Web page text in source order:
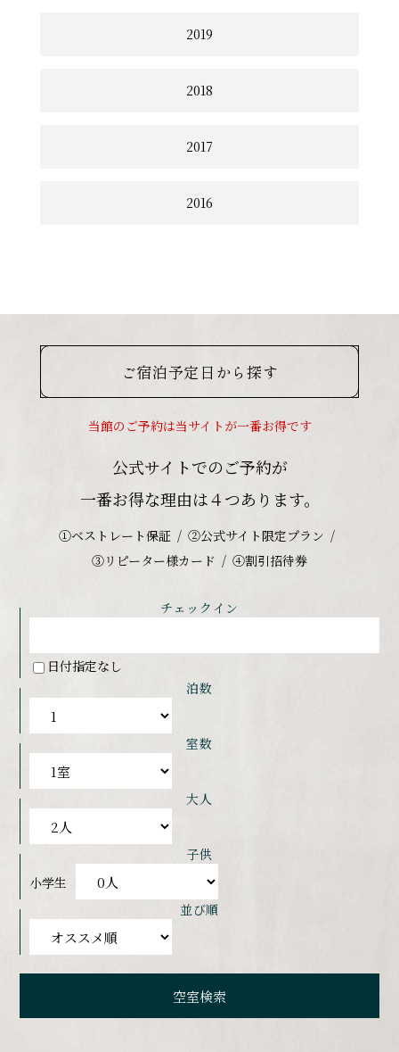
2019
2018
2017
2016
ご宿泊予定日から探す
当館のご予約は当サイトが一番お得です
公式サイトでのご予約が
一番お得な理由は４つあります。
①ベストレート保証
②公式サイト限定プラン
③リピーター様カード
④割引招待券
チェックイン
日付指定なし
泊数
室数
大人
子供
小学生
並び順